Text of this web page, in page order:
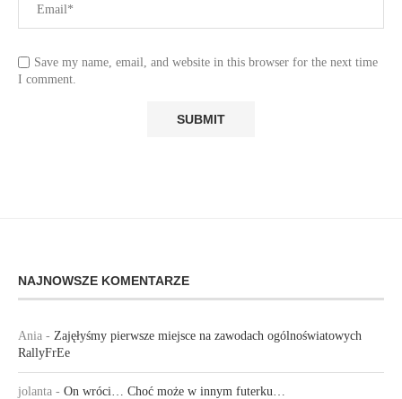
Save my name, email, and website in this browser for the next time
I comment.
NAJNOWSZE KOMENTARZE
Ania - Zajęłyśmy pierwsze miejsce na zawodach ogólnoświatowych
RallyFrEe
jolanta - On wróci… Choć może w innym futerku…